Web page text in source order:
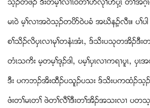
မၚ၀ဲ မ့ႈလ႕အ၀ဲသ့ဥတပိဏ၀ဲပခံ အဃိနဥ့လီၚ။ ပႈပါ
စႈသိဥလိပွၚလ႕မုႈတနံၚအံၚယ ဒ္သိးပသုတအိဥဒီး
တံၚသကိး မ့တမ့ႈဒုဥဒါယ ပမ့ႈပွၚလ႕ကရ႕ပူၚယ ပွၚ
ဒီး ပကဘဥအိးထီဥပသူဥပသး ဒ္သိးပကထံဥသ့ဥည
ဖံးတႈမၚတႈ ဖဲတႈလီႈဒီးတႈအိဥအသးလ႕ ပ